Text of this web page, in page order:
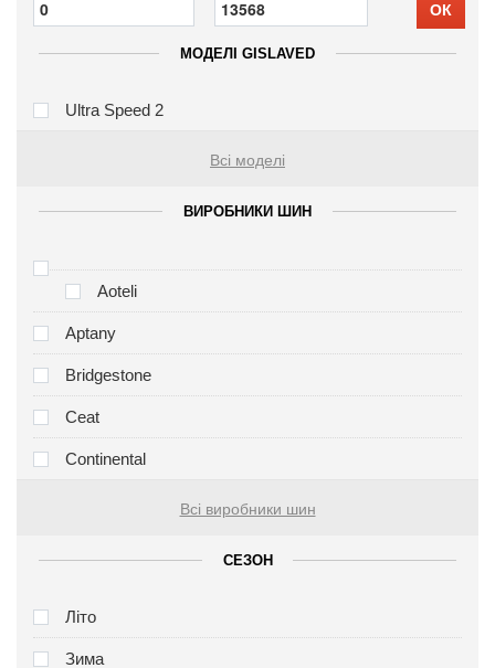
ОК
МОДЕЛІ GISLAVED
Ultra Speed 2
Всі моделі
ВИРОБНИКИ ШИН
Aoteli
Aptany
Bridgestone
Ceat
Continental
Всі виробники шин
СЕЗОН
Літо
Зима